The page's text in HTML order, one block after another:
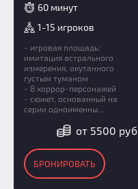
60 минут
1-15 игроков
- игровая площадь:
имитация астрального
измерения, окутанного
густым туманом
- 8 хоррор-персонажей
- сюжет, основанный на
серии одноименны...
от 5500 руб.
БРОНИРОВАТЬ